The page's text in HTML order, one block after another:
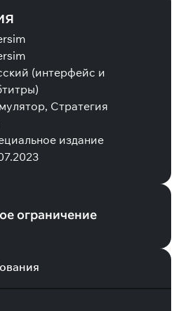
(интерфейс и
Стратегия
издание
ограничение